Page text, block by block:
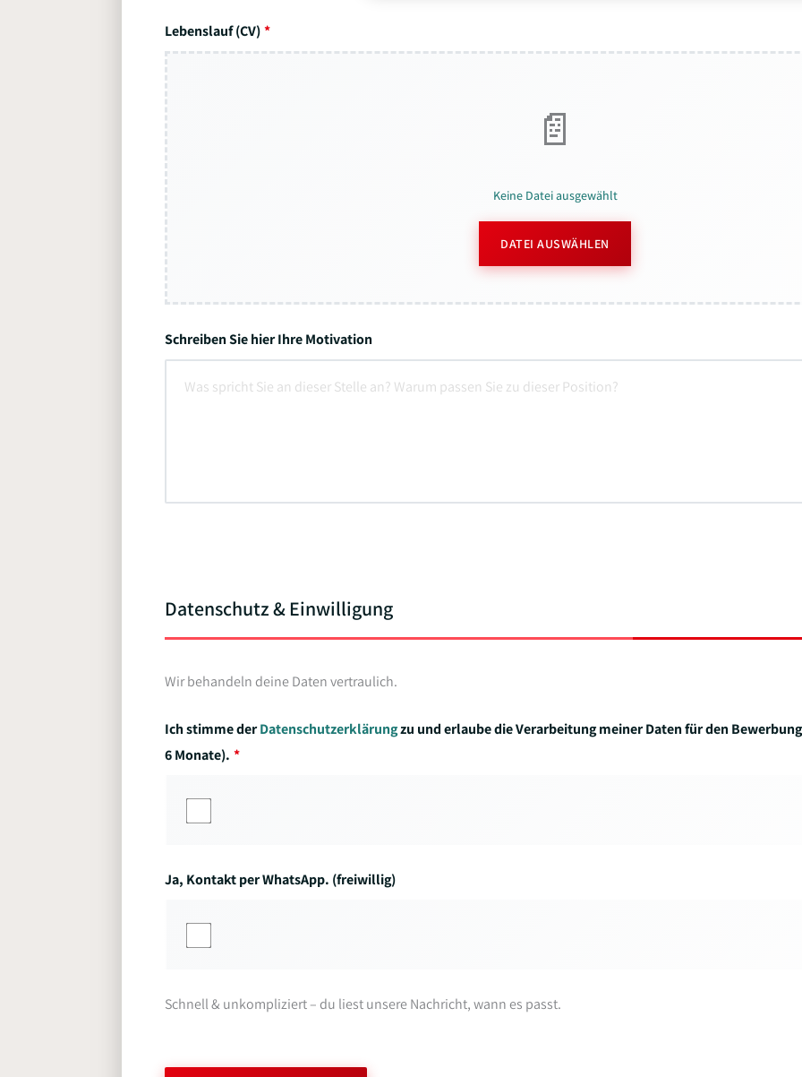
Lebenslauf (CV)
Keine Datei ausgewählt
DATEI AUSWÄHLEN
Schreiben Sie hier Ihre Motivation
Datenschutz & Einwilligung
Wir behandeln deine Daten vertraulich.
Ich stimme derDatenschutzerklärungzu und erlaube die Verarbeitung meiner Daten für den
6 Monate).
Ja, Kontakt per WhatsApp. (freiwillig)
Schnell & unkompliziert – du liest unsere Nachricht, wann es passt.